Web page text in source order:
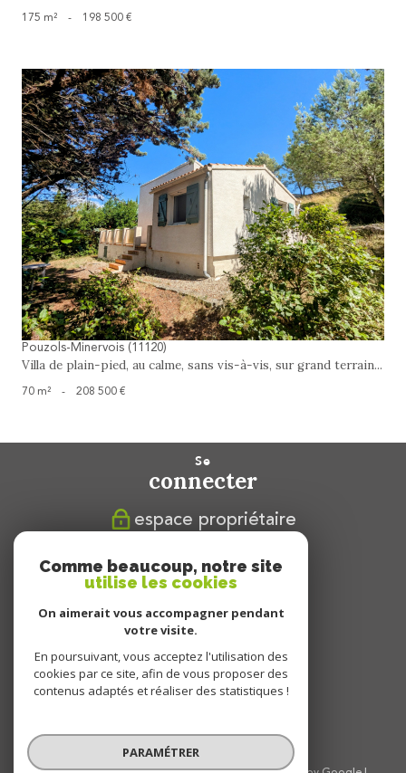
175 m² - 198 500 €
voir le bien
Pouzols-Minervois (11120)
Villa de plain-pied, au calme, sans vis-à-vis, sur grand terrain...
70 m² - 208 500 €
se
connecter
espace propriétaire
nous
suivre
nous
adhérons
Comme beaucoup, notre site
utilise les cookies
On aimerait vous accompagner pendant
votre visite.
En poursuivant, vous acceptez l'utilisation des
cookies par ce site, afin de vous proposer des
contenus adaptés et réaliser des statistiques !
PARAMÉTRER